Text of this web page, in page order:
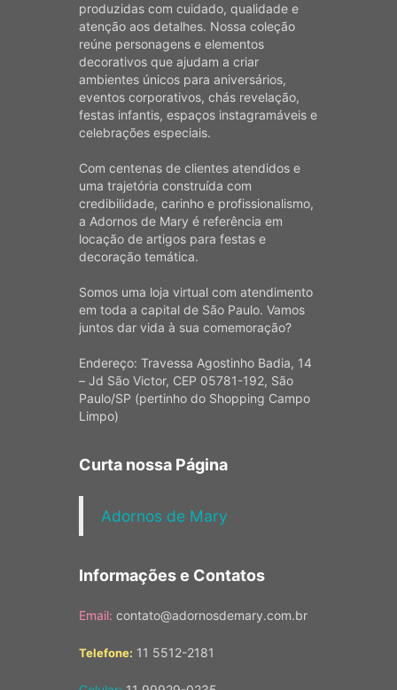
produzidas com cuidado, qualidade e
atenção aos detalhes. Nossa coleção
reúne personagens e elementos
decorativos que ajudam a criar
ambientes únicos para aniversários,
eventos corporativos, chás revelação,
festas infantis, espaços instagramáveis e
celebrações especiais.
Com centenas de clientes atendidos e
uma trajetória construída com
credibilidade, carinho e profissionalismo,
a Adornos de Mary é referência em
locação de artigos para festas e
decoração temática.
Somos uma loja virtual com atendimento
em toda a capital de São Paulo. Vamos
juntos dar vida à sua comemoração?
Endereço: Travessa Agostinho Badia, 14
– Jd São Victor, CEP 05781-192, São
Paulo/SP (pertinho do Shopping Campo
Limpo)
Curta nossa Página
Adornos de Mary
Informações e Contatos
Email: contato@adornosdemary.com.br
Telefone: 11 5512-2181